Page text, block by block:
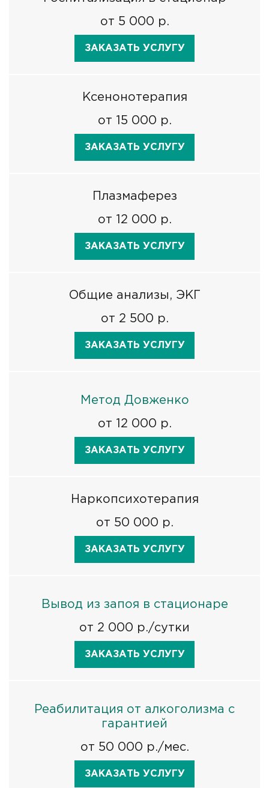
от 5 000 р.
ЗАКАЗАТЬ УСЛУГУ
Ксенонотерапия
от 15 000 р.
ЗАКАЗАТЬ УСЛУГУ
Плазмаферез
от 12 000 р.
ЗАКАЗАТЬ УСЛУГУ
Общие анализы, ЭКГ
от 2 500 р.
ЗАКАЗАТЬ УСЛУГУ
Метод Довженко
от 12 000 р.
ЗАКАЗАТЬ УСЛУГУ
Наркопсихотерапия
от 50 000 р.
ЗАКАЗАТЬ УСЛУГУ
Вывод из запоя в стационаре
от 2 000 р./сутки
ЗАКАЗАТЬ УСЛУГУ
Реабилитация от алкоголизма с
гарантией
от 50 000 р./мес.
ЗАКАЗАТЬ УСЛУГУ